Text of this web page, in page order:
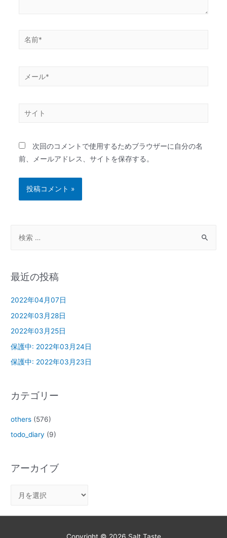
次回のコメントで使用するためブラウザーに自分の名
前、メールアドレス、サイトを保存する。
最近の投稿
2022年04月07日
2022年03月28日
2022年03月25日
保護中: 2022年03月24日
保護中: 2022年03月23日
カテゴリー
others (576)
todo_diary (9)
アーカイブ
Copyright © 2026 Salt Taste